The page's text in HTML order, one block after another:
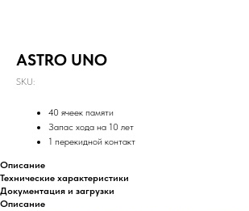
ASTRO UNO
SKU:
40 ячеек памяти
Запас хода на 10 лет
1 перекидной контакт
Описание
Технические характеристики
Документация и загрузки
Описание